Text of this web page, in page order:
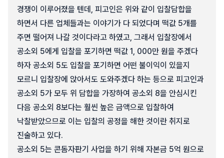
경쟁이 이루어졌을 텐데, 피고인은 위와 같이 입찰담합을
하면서 다른 업체들과는 이야기가 다 되었다며 떡값 5개를
주면 떨어져 나갈 것이다라고 하였고, 그래서 입찰장에서
공소외 5에게 입찰을 포기하면 떡값 1, 000만 원을 주겠다
하자 공소외 5도 입찰을 포기하면 어떤 불이익이 있을지
모르니 입찰장에 앉아서도 도와주겠다 하는 등으로 피고인과
공소외 5가 모두 위 담합을 가장하여 공소외 8을 안심시킨
다음 공소외 8보다는 훨씬 높은 금액으로 입찰하여
낙찰받았으므로 이는 입찰의 공정을 해한 것이란 취지로
진술하고 있다.
공소외 5는 콘돔자판기 사업을 하기 위해 자본금 5억 원으로